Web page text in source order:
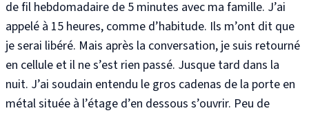
de fil hebdomadaire de 5 minutes avec ma famille. J’ai
appelé à 15 heures, comme d’habitude. Ils m’ont dit que
je serai libéré. Mais après la conversation, je suis retourné
en cellule et il ne s’est rien passé. Jusque tard dans la
nuit. J’ai soudain entendu le gros cadenas de la porte en
métal située à l’étage d’en dessous s’ouvrir. Peu de